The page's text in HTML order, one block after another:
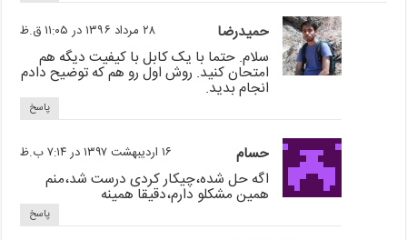
حمیدرضا ۲۸ مرداد ۱۳۹۶ در ۱۱:۰۵ ق.ظ
سلام. حتما با یک کابل با کیفیت دیگه هم
امتحان کنید. روش اول رو هم که توضیح دادم
انجام بدید.
پاسخ
حسام ۱۶ اردیبهشت ۱۳۹۷ در ۷:۱۴ ب.ظ
اگه حل شده،چیکار کردی درست شد،منم
همین مشکلو دارم،دقیقا همینه
پاسخ